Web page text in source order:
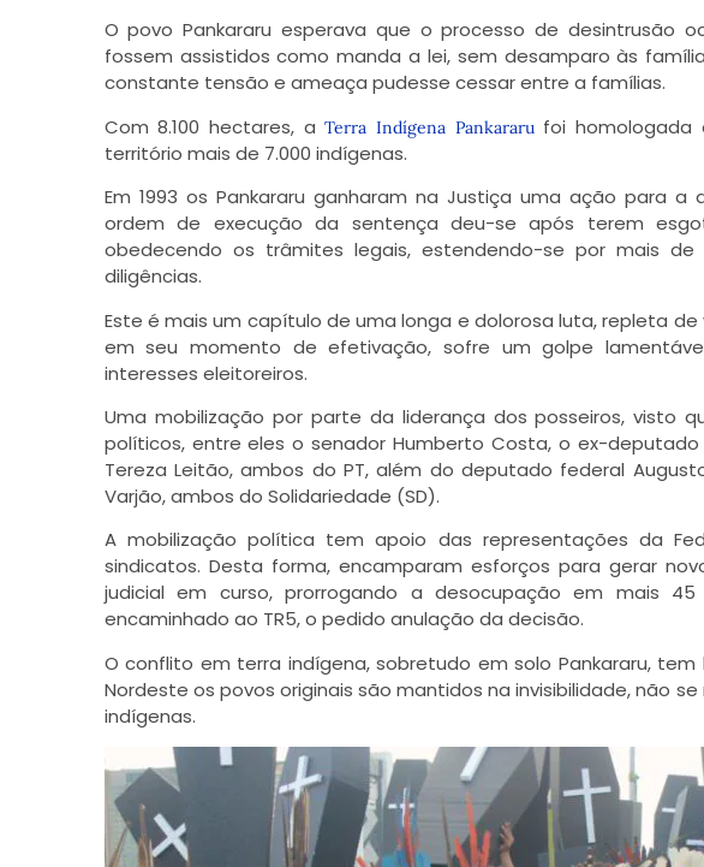
O povo Pankararu esperava que o processo de desintrusão
fossem assistidos como manda a lei, sem desamparo às
constante tensão e ameaça pudesse cessar entre a famílias.
Com 8.100 hectares, aTerra Indígena Pankararufoi homologada
território mais de 7.000 indígenas.
Em 1993 os Pankararu ganharam na Justiça uma ação para
ordem de execução da sentença deu-se após terem
obedecendo os trâmites legais, estendendo-se por mais de
diligências.
Este é mais um capítulo de uma longa e dolorosa luta, repleta
em seu momento de efetivação, sofre um golpe
interesses eleitoreiros.
Uma mobilização por parte da liderança dos posseiros, visto
políticos, entre eles o senador Humberto Costa, o ex-
Tereza Leitão, ambos do PT, além do deputado federal
Varjão, ambos do Solidariedade (SD).
A mobilização política tem apoio das representações da
sindicatos. Desta forma, encamparam esforços para gerar
judicial em curso, prorrogando a desocupação em mais
encaminhado ao TR5, o pedido anulação da decisão.
O conflito em terra indígena, sobretudo em solo Pankararu,
Nordeste os povos originais são mantidos na invisibilidade, não
indígenas.